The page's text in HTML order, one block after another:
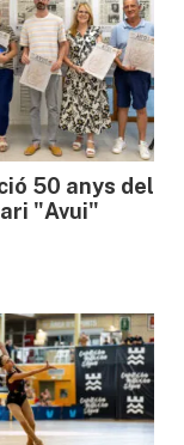
50 anys del
"Avui"